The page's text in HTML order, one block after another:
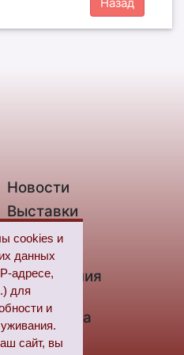
cookies и
данных
адресе,
для
и
сайт, вы
Новости
Выставки
Контакты
Новые
поступления
Цифровая
библиотека
FAQ